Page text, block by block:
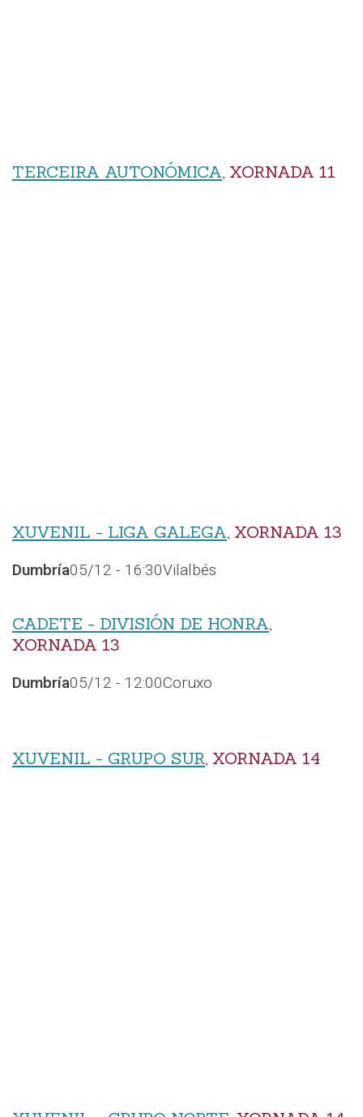
TERCEIRA AUTONÓMICA, XORNADA 11
XUVENIL - LIGA GALEGA, XORNADA 13
Dumbría05/12 - 16:30Vilalbés
CADETE - DIVISIÓN DE HONRA,
XORNADA 13
Dumbría05/12 - 12:00Coruxo
XUVENIL - GRUPO SUR, XORNADA 14